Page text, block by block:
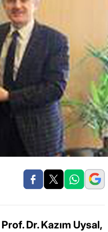
Dr. Kazım Uysal,